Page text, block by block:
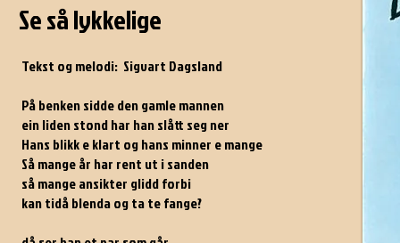
Se så lykkelige
Tekst og melodi: Sigvart Dagsland
På benken sidde den gamle mannen
ein liden stond har han slått seg ner
Hans blikk e klart og hans minner e mange
Så mange år har rent ut i sanden
så mange ansikter glidd forbi
kan tidå blenda og ta te fange?